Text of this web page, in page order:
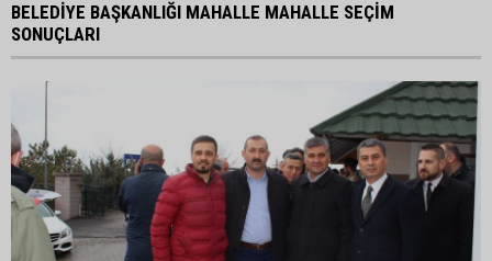
BELEDİYE BAŞKANLIĞI MAHALLE MAHALLE SEÇİM
SONUÇLARI